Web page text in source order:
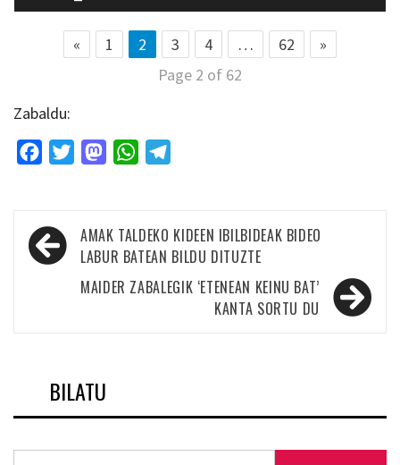
« 1 2 3 4 … 62
»
Page 2 of 62
Zabaldu:
FacebookTwitterMastodonWhatsApp
Bidalketetan
zehar
nabigatu
AMAK TALDEKO KIDEEN IBILBIDEAK BIDEO
LABUR BATEAN BILDU DITUZTE
MAIDER ZABALEGIK ‘ETENEAN KEINU BAT’
KANTA SORTU DU
BILATU